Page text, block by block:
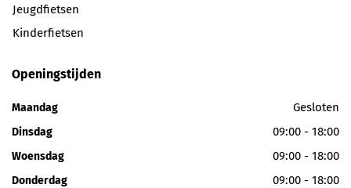
Jeugdfietsen
Kinderfietsen
Openingstijden
Maandag Gesloten
Dinsdag 09:00 - 18:00
Woensdag 09:00 - 18:00
Donderdag 09:00 - 18:00